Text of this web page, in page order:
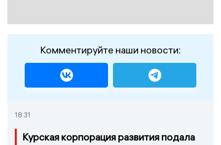
Комментируйте наши новости:
18:31
Курская корпорация развития подала